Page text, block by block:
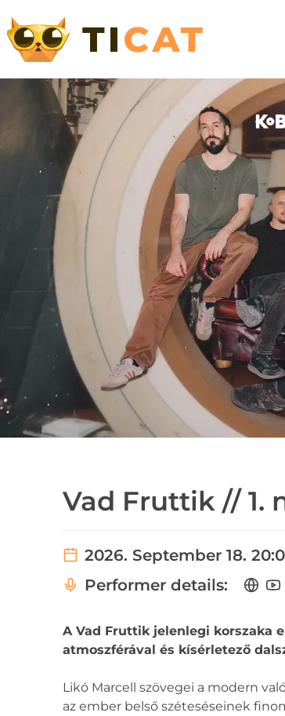
Vad Fruttik // 1.
2026. September 18.
Performer details:
A Vad Fruttik jelenlegi korszaka
atmoszférával és kísérletező
Likó Marcell szövegei a modern
az ember belső széteséseinek